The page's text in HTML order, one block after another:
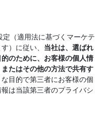
（適用法に基づくマーケテ
）に従い、 当社は、選ばれ
のために、お客様の個人情
たはその他の方法で共有す
目的で第三者にお客様の個
は当該第三者のプライバシ